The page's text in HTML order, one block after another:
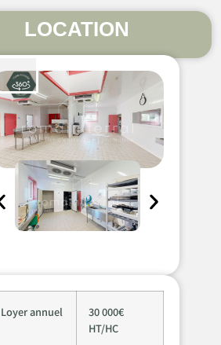
LOCATION
Loyer annuel
30 000€
HT/HC